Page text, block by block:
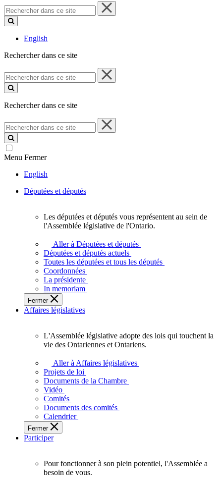
Rechercher
dans
ce
English
Rechercher dans ce site
Rechercher
dans
ce
Rechercher dans ce site
Rechercher
dans
ce
site
Menu Fermer
English
Députées et députés
députés
vous
représentent
sein
de
l'Assemblée
législative
l'Ontario.
Les députées et députés vous représentent au sein de
l'Assemblée législative de l'Ontario.
Aller à Députées et députés
Députées et députés actuels
Toutes les députées et tous les députés
Coordonnées
La présidente
In memoriam
Fermer
Affaires législatives
L'Assemblée
adopte
touchent
des
Ontariennes
et
L'Assemblée législative adopte des lois qui touchent la
vie des Ontariennes et Ontariens.
Aller à Affaires législatives
Projets de loi
Documents de la Chambre
Vidéo
Comités
Documents des comités
Calendrier
Fermer
Participer
Pour fonctionner à son plein potentiel, l'Assemblée a
besoin de vous.